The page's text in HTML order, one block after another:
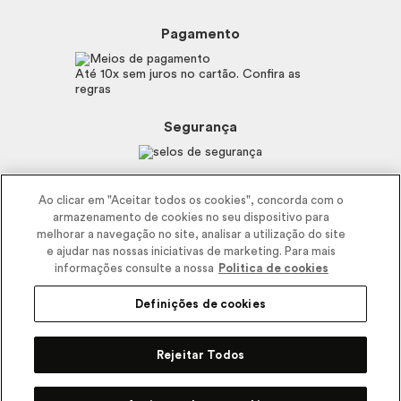
Código de defesa do consumidor
Trabalhe com a gente
Recomendações Covid19
Fale Conosco
E-mail
Pagamento
Até 10x sem juros no cartão. Confira as
regras
Segurança
CEP 11900-000 | CNPJ/MF 11.137.051/0406-41 IE 574.066.180.111
Ao clicar em "Aceitar todos os cookies", concorda com o
armazenamento de cookies no seu dispositivo para
melhorar a navegação no site, analisar a utilização do site
e ajudar nas nossas iniciativas de marketing. Para mais
informações consulte a nossa
Politica de cookies
Definições de cookies
Rejeitar Todos